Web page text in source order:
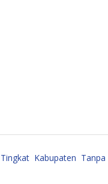
Kabupaten Tanpa